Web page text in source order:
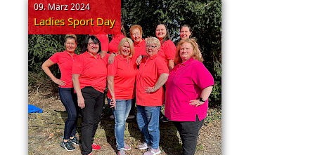
09. März 2024
Ladies Sport Day